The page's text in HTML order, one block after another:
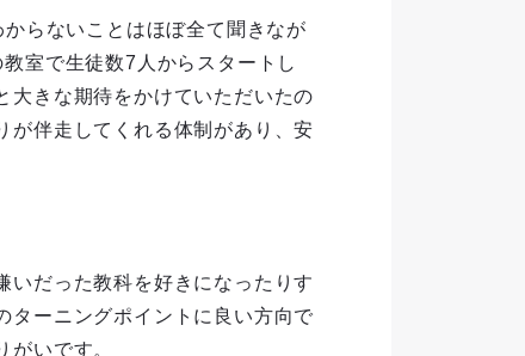
らないことはほぼ全て聞きなが
室で生徒数7人からスタートし
大きな期待をかけていただいたの
が伴走してくれる体制があり、安
いだった教科を好きになったりす
ターニングポイントに良い方向で
いです。